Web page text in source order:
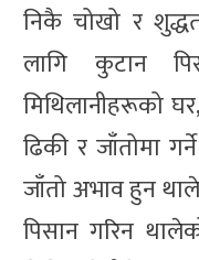
निकै चोखो र
लागि कुटान
मिथिलानीहरूको
ढिकी र जाँतोमा
जाँतो अभाव हुन
पिसान गरिन